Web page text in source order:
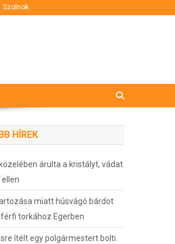
Szolnok
HÍREK
árulta a kristályt, vádat
miatt húsvágó bárdot
torkához Egerben
ítélt egy polgármestert bolti